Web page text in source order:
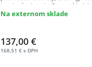
hotelové odvetvia. Ocenená
holandským dizajnérom
paleta, ktorá dopĺňa prezentáciu
bufetoch. Jeho jedinečná
venovaná detailom z neho robia
Na externom sklade
137,00 €
168,51 € s DPH